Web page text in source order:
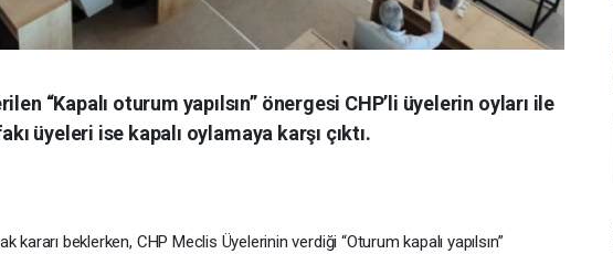
“Kapalı oturum yapılsın” önergesi CHP’li üyelerin oyları ile
üyeleri ise kapalı oylamaya karşı çıktı.
kararı beklerken, CHP Meclis Üyelerinin verdiği “Oturum kapalı yapılsın”